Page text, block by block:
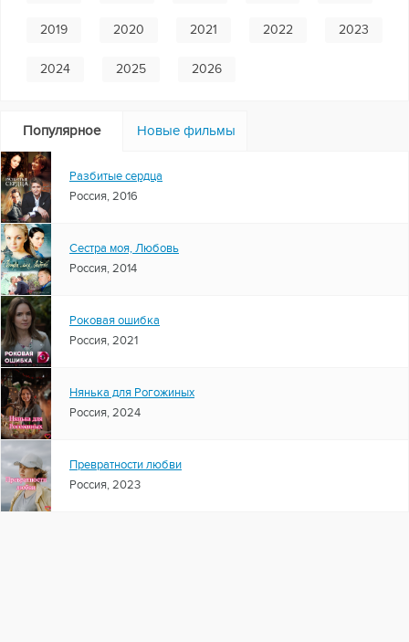
2019 2020 2021 2022 2023
2024 2025 2026
Популярное Новые фильмы
Разбитые сердца
Россия, 2016
Сестра моя, Любовь
Россия, 2014
Роковая ошибка
Россия, 2021
Нянька для Рогожиных
Россия, 2024
Превратности любви
Россия, 2023